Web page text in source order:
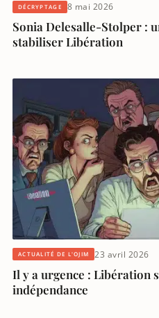
DÉCRYPTAGE 8 mai 2026
Sonia Delesalle-Stolper :
stabiliser Libération
ACTUALITÉ DE L'OJIM 23 avril 2026
Il y a urgence : Libération
indépendance